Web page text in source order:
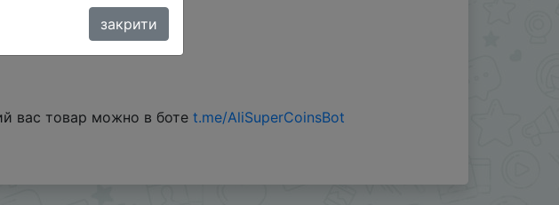
вас товар можно в боте t.me/AliSuperCoinsBot
закрити